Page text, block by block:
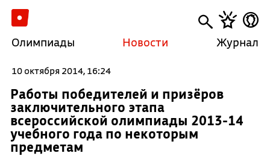
Олимпиады Новости Журнал
10 октября 2014, 16:24
Работы победителей и призёров
заключительного этапа
всероссийской олимпиады 2013-14
учебного года по некоторым
предметам